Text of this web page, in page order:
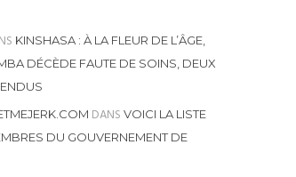
KINSHASA : À LA FLEUR DE L’ÂGE,
DÉCÈDE FAUTE DE SOINS, DEUX
DANS VOICI LA LISTE
DU GOUVERNEMENT DE